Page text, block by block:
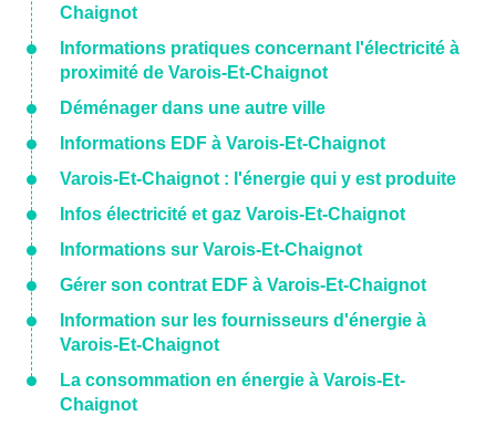
Chaignot
Informations pratiques concernant l'électricité à
proximité de Varois-Et-Chaignot
Déménager dans une autre ville
Informations EDF à Varois-Et-Chaignot
Varois-Et-Chaignot : l'énergie qui y est produite
Infos électricité et gaz Varois-Et-Chaignot
Informations sur Varois-Et-Chaignot
Gérer son contrat EDF à Varois-Et-Chaignot
Information sur les fournisseurs d'énergie à
Varois-Et-Chaignot
La consommation en énergie à Varois-Et-
Chaignot